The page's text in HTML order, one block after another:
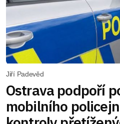
Jiří Padevěd
Ostrava podpoří
mobilního